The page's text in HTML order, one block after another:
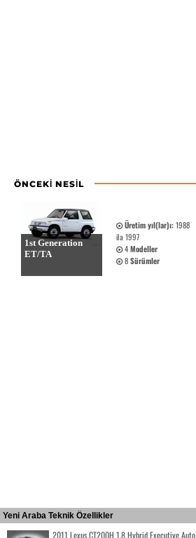
ÖNCEKI NESIL
1st Generation
ET/TA
Üretim yıl(lar)ı:1988
ila 1997
4Modeller
8Sürümler
Yeni Araba Teknik Özellikler
2011 Lexus CT200H 1.8 Hybrid Executive Auto